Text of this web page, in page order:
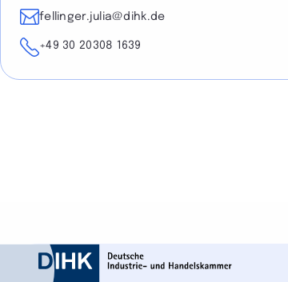
E-Mailfellinger.julia@dihk.de
Telefon
+49 30 20308 1639